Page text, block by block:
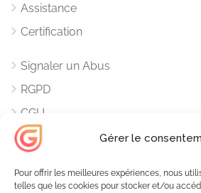
Gérer le
Pour offrir les meilleures expériences, nous
telles que les cookies pour stocker et/ou
Assistance
Certification
Signaler un Abus
RGPD
CGU
Mentions Légales
Contacts